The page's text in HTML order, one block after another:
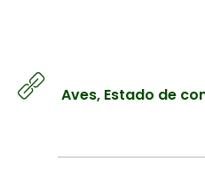
Aves, Estado de